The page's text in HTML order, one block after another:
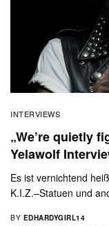
INTERVIEWS
„We’re quietly
Yelawolf
Es ist vernichtend
K.I.Z.–Statuen und
BY EDHARDYGIRL14